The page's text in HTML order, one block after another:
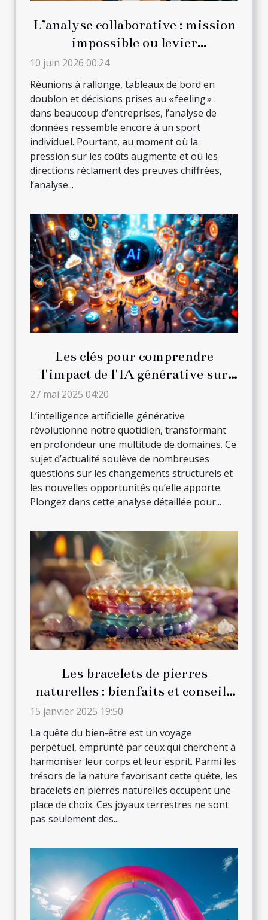
L’analyse collaborative : mission
impossible ou levier
d’innovation en entreprise ?
10 juin 2026 00:24
Réunions à rallonge, tableaux de bord en
doublon et décisions prises au « feeling » :
dans beaucoup d’entreprises, l’analyse de
données ressemble encore à un sport
individuel. Pourtant, au moment où la
pression sur les coûts augmente et où les
directions réclament des preuves chiffrées,
l’analyse...
Les clés pour comprendre
l'impact de l'IA générative sur
divers secteurs
27 mai 2025 04:20
L’intelligence artificielle générative
révolutionne notre quotidien, transformant
en profondeur une multitude de domaines. Ce
sujet d’actualité soulève de nombreuses
questions sur les changements structurels et
les nouvelles opportunités qu’elle apporte.
Plongez dans cette analyse détaillée pour...
Les bracelets de pierres
naturelles : bienfaits et conseils
de port quotidien
15 janvier 2025 19:50
La quête du bien-être est un voyage
perpétuel, emprunté par ceux qui cherchent à
harmoniser leur corps et leur esprit. Parmi les
trésors de la nature favorisant cette quête, les
bracelets en pierres naturelles occupent une
place de choix. Ces joyaux terrestres ne sont
pas seulement des...